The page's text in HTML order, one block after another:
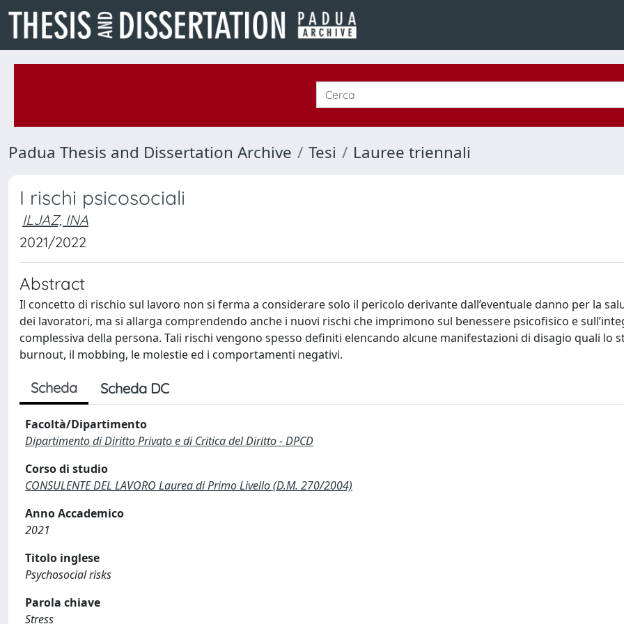
Padua Thesis and Dissertation Archive Tesi Lauree triennali
I rischi psicosociali
ILJAZ, INA
2021/2022
Abstract
Il concetto di rischio sul lavoro non si ferma a considerare solo il pericolo derivante dall’eventuale danno per la
dei lavoratori, ma si allarga comprendendo anche i nuovi rischi che imprimono sul benessere psicofisico e
complessiva della persona. Tali rischi vengono spesso definiti elencando alcune manifestazioni di disagio quali lo
burnout, il mobbing, le molestie ed i comportamenti negativi.
Scheda Scheda DC
Facoltà/Dipartimento
Dipartimento di Diritto Privato e di Critica del Diritto - DPCD
Corso di studio
CONSULENTE DEL LAVORO Laurea di Primo Livello (D.M. 270/2004)
Anno Accademico
2021
Titolo inglese
Psychosocial risks
Parola chiave
Stress